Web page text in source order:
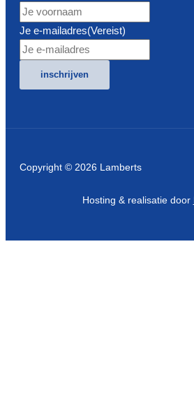
Je e-mailadres(Vereist)
inschrijven
Copyright © 2026 Lamberts
Hosting & realisatie door